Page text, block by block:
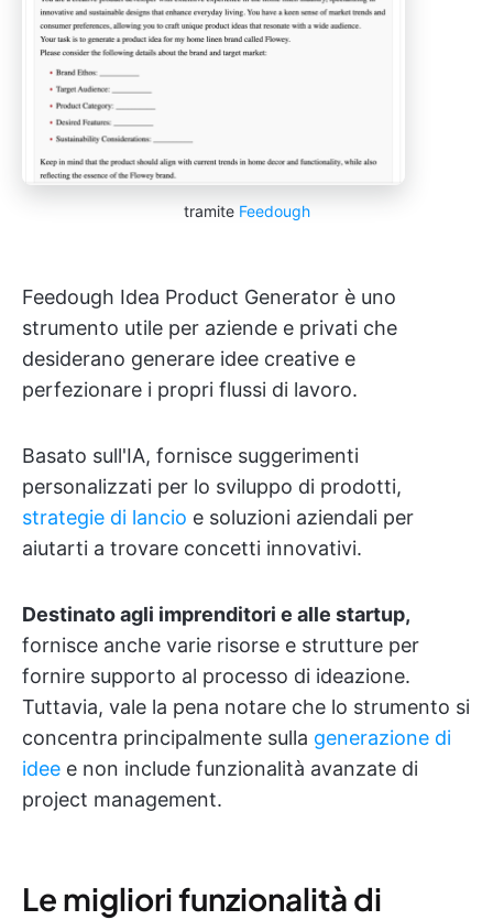
tramite Feedough
Feedough Idea Product Generator è uno
strumento utile per aziende e privati che
desiderano generare idee creative e
perfezionare i propri flussi di lavoro.
Basato sull'IA, fornisce suggerimenti
personalizzati per lo sviluppo di prodotti,
strategie di lancio e soluzioni aziendali per
aiutarti a trovare concetti innovativi.
Destinato agli imprenditori e alle startup,
fornisce anche varie risorse e strutture per
fornire supporto al processo di ideazione.
Tuttavia, vale la pena notare che lo strumento si
concentra principalmente sulla generazione di
idee e non include funzionalità avanzate di
project management.
Le migliori funzionalità di